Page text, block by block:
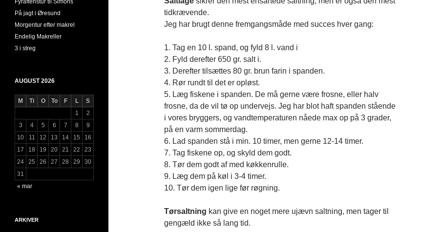
tidkrævende.
Jeg har brugt denne fremgangsmåde med succes hver gang:
1. Tag en 10 l. spand, og fyld 8 l. vand i
2. Fyld derefter 650 gr. salt i.
3. Derefter tilsættes 80 gr. brun farin i spanden.
4. Rør rundt til det er opløst.
5. Læg fiskene i spanden. De må gerne være frosne, eller halv
frosne, da de vil tø op undervejs. Jeg har blot haft spanden stående
i vores bryggers, og vandtemperaturen nåede max op på 3 grader,
på en varm sommerdag.
6. Lad spanden stå i min. 10 timer, men gerne 12-14 timer.
7. Tag fiskene op, og skyld dem godt.
8. Tør dem godt af med køkkenrulle.
9. Læg dem på køl i 3-4 timer.
10. Tør dem igen lige før røgning.
Tørsaltning kan give en noget mere ujævn saltning, men tager til
gengæld ikke så lang tid.
På jagt i Øresund
Morgentur efter makrel
Endelig Makreller
3 i streg
AUGUST 2026
M Ti O To F L
S
1
2
3
4 5 6 7 8
9
10
11 12 13 14 15
16
17
18 19 20 21 22
23
24
25 26 27 28 29
30
31
« mar
ARKIVER